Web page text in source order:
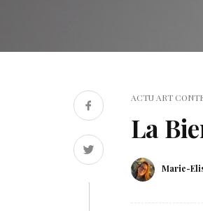
ACTU ART
La
Marie-